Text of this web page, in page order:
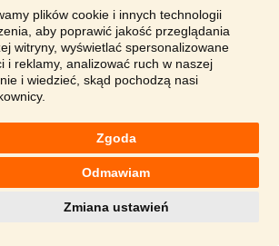
plików cookie i innych technologii
aby poprawić jakość przeglądania
witryny, wyświetlać spersonalizowane
i reklamy, analizować ruch w naszej
i wiedzieć, skąd pochodzą nasi
Zgoda
Odmawiam
Zmiana ustawień
175 , w ciągu 24 godzin:1
wyszukiwania
,Austria